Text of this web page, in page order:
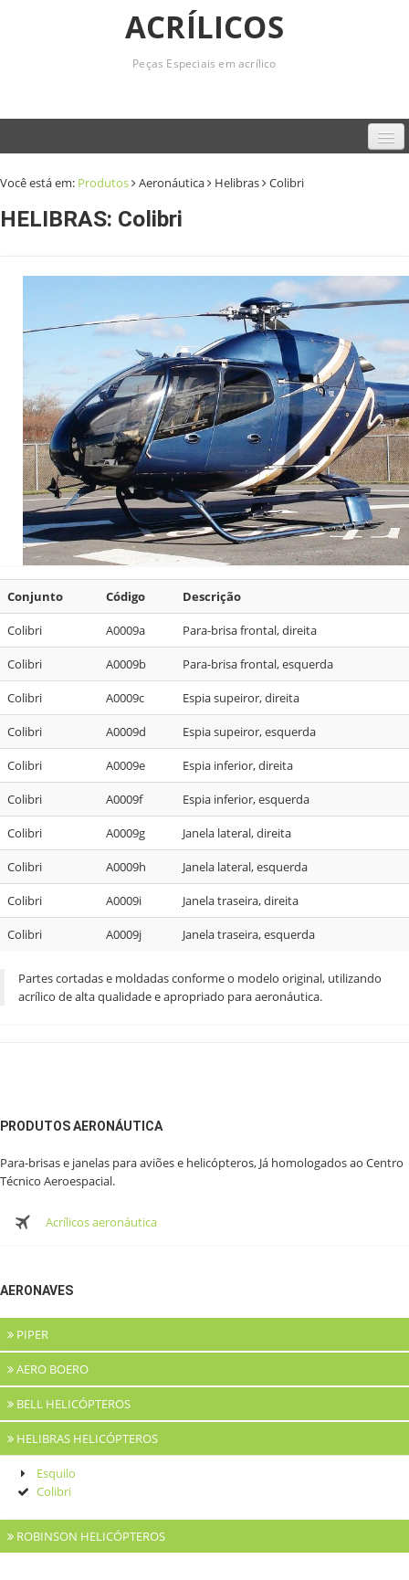
ACRÍLICOS
Peças Especiais em acrílico
Contato
Você está em: Produtos Aeronáutica Helibras Colibri
HELIBRAS: Colibri
Conjunto Código Descrição
Colibri A0009a Para-brisa frontal, direita
Colibri A0009b Para-brisa frontal, esquerda
Colibri A0009c Espia supeiror, direita
Colibri A0009d Espia supeiror, esquerda
Colibri A0009e Espia inferior, direita
Colibri A0009f Espia inferior, esquerda
Colibri A0009g Janela lateral, direita
Colibri A0009h Janela lateral, esquerda
Colibri A0009i Janela traseira, direita
Colibri A0009j Janela traseira, esquerda
Partes cortadas e moldadas conforme o modelo original, utilizando
acrílico de alta qualidade e apropriado para aeronáutica.
PRODUTOS AERONÁUTICA
Para-brisas e janelas para aviões e helicópteros, Já homologados ao Centro
Técnico Aeroespacial.
Acrílicos aeronáutica
AERONAVES
PIPER
Tupi PA-28181 Archer II e III
Seneca PA-28140 e PA-34200
AERO BOERO
AB 115 e AB 115/150
BELL HELICÓPTEROS
Jet Ranger 206 Séries
HELIBRAS HELICÓPTEROS
Esquilo
Colibri
ROBINSON HELICÓPTEROS